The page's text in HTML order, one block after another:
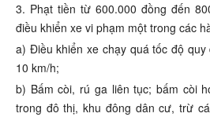
3. Phạt tiền từ 600.000 đồng đến
điều khiển xe vi phạm một trong các
a) Điều khiển xe chạy quá tốc độ
10 km/h;
b) Bấm còi, rú ga liên tục; bấm còi
trong đô thị, khu đông dân cư, trừ